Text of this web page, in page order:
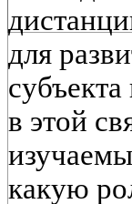
для
в этой
какую